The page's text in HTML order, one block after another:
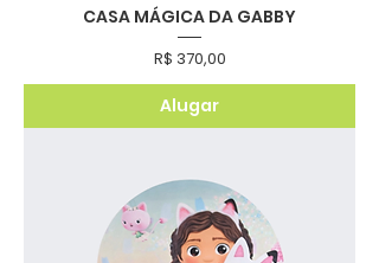
CASA MÁGICA DA GABBY
Preço
R$ 370,00
Alugar